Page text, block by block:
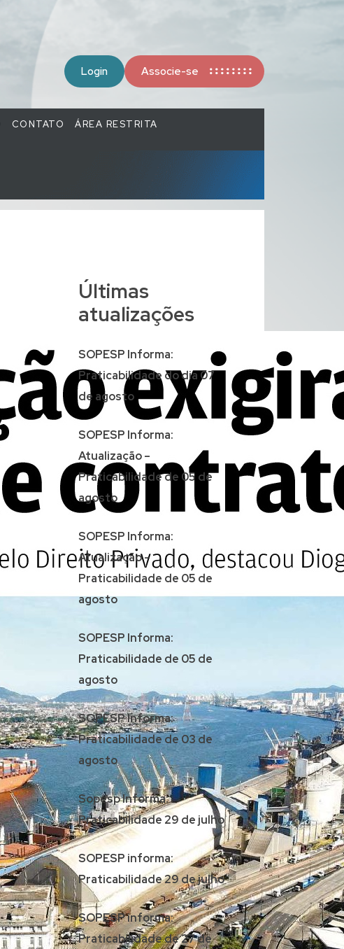
Login Associe-se
CONTATO ÁREA RESTRITA
Últimas
atualizações
SOPESP Informa:
Praticabilidade do dia 07
de agosto
SOPESP Informa:
Atualização –
Praticabilidade de 05 de
agosto
SOPESP Informa:
Atualização –
Praticabilidade de 05 de
agosto
SOPESP Informa:
Praticabilidade de 05 de
agosto
SOPESP Informa:
Praticabilidade de 03 de
agosto
Sopesp Informa:
Praticabilidade 29 de julho
SOPESP informa:
Praticabilidade 29 de julho
SOPESP informa:
Praticabilidade de 27 de